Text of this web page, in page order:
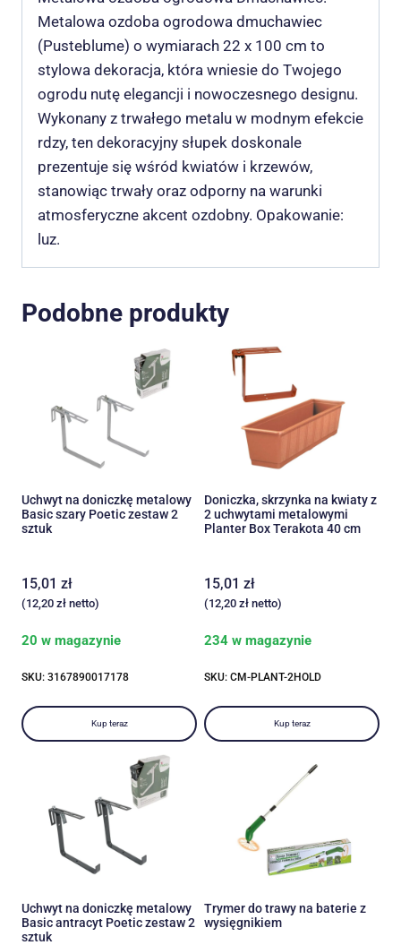
Metalowa ozdoba ogrodowa dmuchawiec
(Pusteblume) o wymiarach 22 x 100 cm to
stylowa dekoracja, która wniesie do Twojego
ogrodu nutę elegancji i nowoczesnego designu.
Wykonany z trwałego metalu w modnym efekcie
rdzy, ten dekoracyjny słupek doskonale
prezentuje się wśród kwiatów i krzewów,
stanowiąc trwały oraz odporny na warunki
atmosferyczne akcent ozdobny. Opakowanie:
luz.
Podobne produkty
Uchwyt na doniczkę metalowy
Basic szary Poetic zestaw 2
sztuk
15,01 zł
(12,20 zł netto)
20 w magazynie
SKU: 3167890017178
Kup teraz
Doniczka, skrzynka na kwiaty z
2 uchwytami metalowymi
Planter Box Terakota 40 cm
15,01 zł
(12,20 zł netto)
234 w magazynie
SKU: CM-PLANT-2HOLD
Kup teraz
Uchwyt na doniczkę metalowy
Basic antracyt Poetic zestaw 2
sztuk
Trymer do trawy na baterie z
wysięgnikiem